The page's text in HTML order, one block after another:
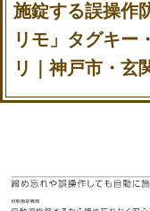
施錠する誤操作
リモ」タグキー
リ｜神戸市・玄